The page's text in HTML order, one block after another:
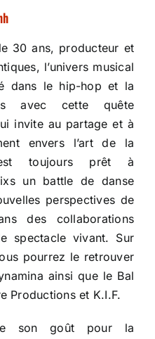
30 ans, producteur et
l’univers musical
dans le hip-hop et la
avec cette quête
invite au partage et à
envers l’art de la
toujours prêt à
un battle de danse
perspectives de
des collaborations
spectacle vivant. Sur
pourrez le retrouver
ainsi que le Bal
Productions et K.I.F.
son goût pour la